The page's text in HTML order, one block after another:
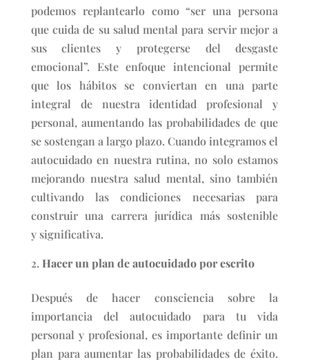
podemos replantearlo como “ser una persona
que cuida de su salud mental para servir mejor a
sus clientes y protegerse del desgaste
emocional”. Este enfoque intencional permite
que los hábitos se conviertan en una parte
integral de nuestra identidad profesional y
personal, aumentando las probabilidades de que
se sostengan a largo plazo. Cuando integramos el
autocuidado en nuestra rutina, no solo estamos
mejorando nuestra salud mental, sino también
cultivando las condiciones necesarias para
construir una carrera jurídica más sostenible
y significativa.
Hacer un plan de autocuidado por escrito
Después de hacer consciencia sobre la
importancia del autocuidado para tu vida
personal y profesional, es importante definir un
plan para aumentar las probabilidades de éxito.